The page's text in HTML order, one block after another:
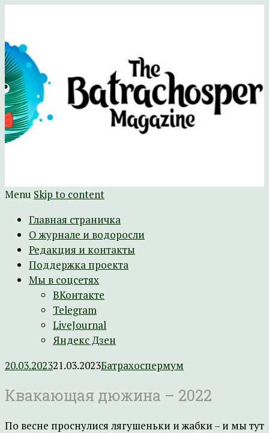
The Batrachospermum Magazine
Батрахоспермум (официальный сайт)
Menu Skip to content
Главная страничка
О журнале и водоросли
Редакция и контакты
Поддержка проекта
Мы в соцсетях
ВКонтакте
Telegram
LiveJournal
Яндекс Дзен
20.03.202321.03.2023Батрахоспермум
Квакающая дюжина – 2022
По весне проснулися лягушеньки и жабки – и мы тут